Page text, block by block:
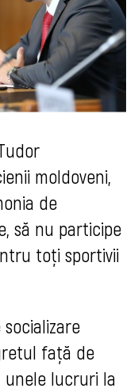
moldoveni,
de
să nu participe
toți sportivii
față de
unele lucruri la